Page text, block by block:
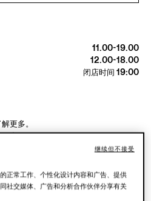
11.00-19.00
12.00-18.00
闭店时间 19:00
更多。
多。
店试穿
正常工作、个性化设计内容和广告、提供
社交媒体、广告和分析合作伙伴分享有关
继续但不接受